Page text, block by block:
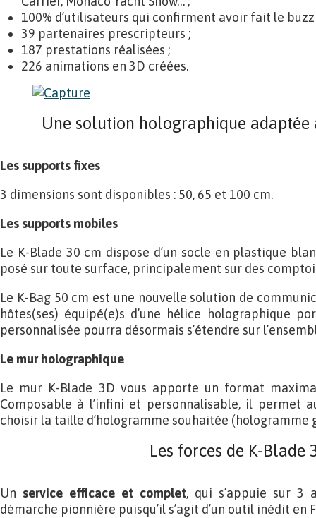
100% d’utilisateurs qui confirment avoir fait le buzz
39 partenaires prescripteurs ;
187 prestations réalisées ;
226 animations en 3D créées.
Une solution holographique adaptée
Les supports fixes
3 dimensions sont disponibles : 50, 65 et 100 cm.
Les supports mobiles
Le K-Blade 30 cm dispose d’un socle en plastique
posé sur toute surface, principalement sur des
Le K-Bag 50 cm est une nouvelle solution de
hôtes(ses) équipé(e)s d’une hélice holographique
personnalisée pourra désormais s’étendre sur
Le mur holographique
Le mur K-Blade 3D vous apporte un format
Composable à l’infini et personnalisable, il permet
choisir la taille d’hologramme souhaitée (hologramme
Les forces de K-Blade
Un service efficace et complet, qui s’appuie sur 3
démarche pionnière puisqu’il s’agit d’un outil inédit en